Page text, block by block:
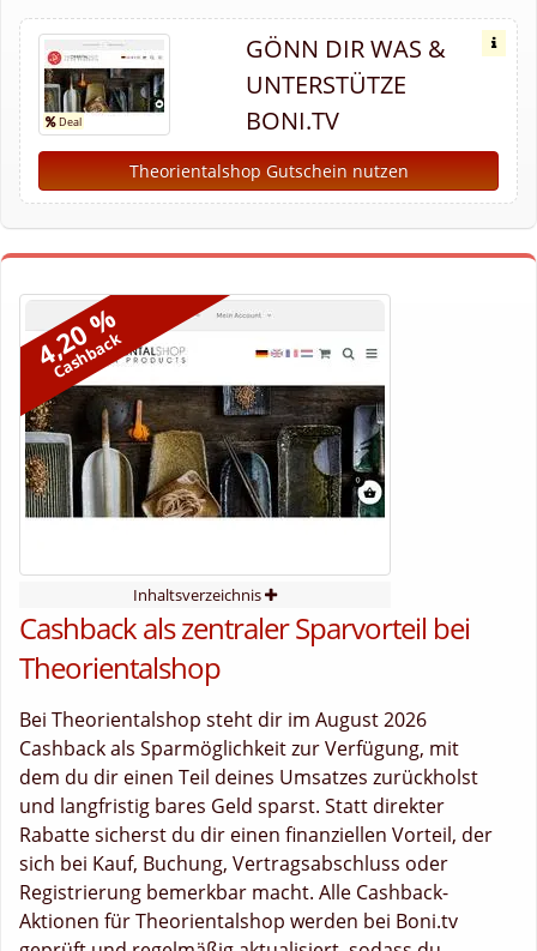
GÖNN DIR WAS &
UNTERSTÜTZE
BONI.TV
Theorientalshop Gutschein nutzen
4,20 %
Cashback
Inhaltsverzeichnis
Cashback als zentraler Sparvorteil bei
Theorientalshop
Bei Theorientalshop steht dir im August 2026
Cashback als Sparmöglichkeit zur Verfügung, mit
dem du dir einen Teil deines Umsatzes zurückholst
und langfristig bares Geld sparst. Statt direkter
Rabatte sicherst du dir einen finanziellen Vorteil, der
sich bei Kauf, Buchung, Vertragsabschluss oder
Registrierung bemerkbar macht. Alle Cashback-
Aktionen für Theorientalshop werden bei Boni.tv